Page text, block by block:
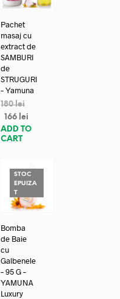
Pachet
masaj cu
extract de
SAMBURI
de
STRUGURI
– Yamuna
180lei
166 lei
ADD TO
CART
STOC
EPUIZA
T
Bomba
de Baie
cu
Galbenele
– 95 G –
YAMUNA
Luxury